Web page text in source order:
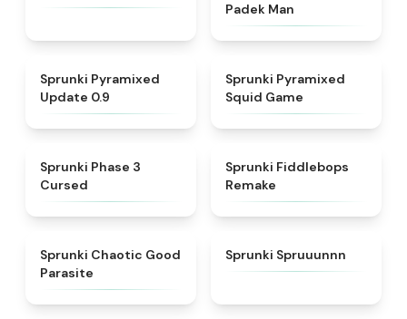
Padek Man
★
Sprunki Pyramixed
Update 0.9
★
Sprunki Pyramixed
Squid Game
Sprunki Phase 3
Cursed
Sprunki Fiddlebops
Remake
★ 4.3
Sprunki Chaotic Good
Parasite
Sprunki Spruuunnn